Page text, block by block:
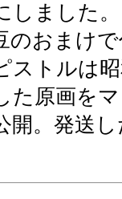
しました
のおまけ
ストルは
原画をマ
開。発送